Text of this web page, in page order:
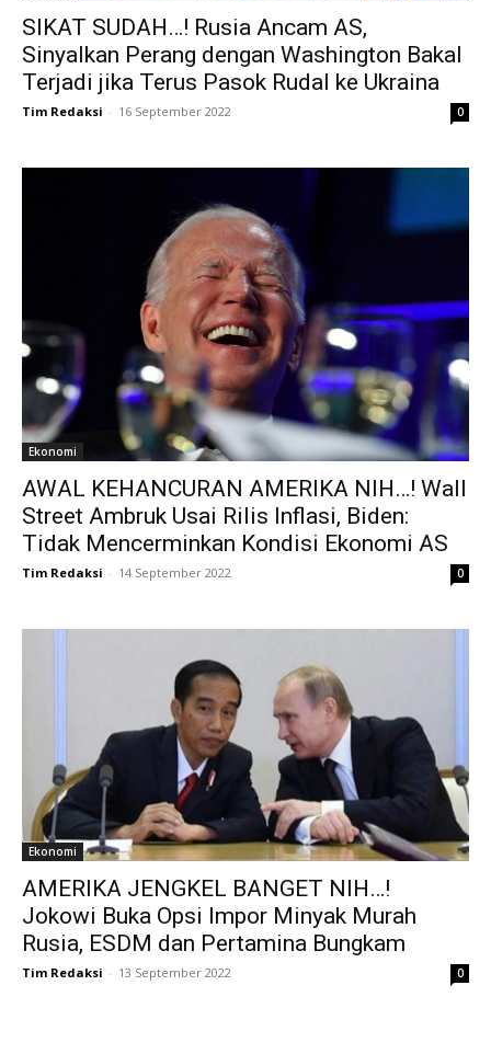
SIKAT SUDAH…! Rusia Ancam AS,
Sinyalkan Perang dengan Washington Bakal
Terjadi jika Terus Pasok Rudal ke Ukraina
Tim Redaksi - 16 September 2022 0
Ekonomi
AWAL KEHANCURAN AMERIKA NIH…! Wall
Street Ambruk Usai Rilis Inflasi, Biden:
Tidak Mencerminkan Kondisi Ekonomi AS
Tim Redaksi - 14 September 2022 0
Ekonomi
AMERIKA JENGKEL BANGET NIH…!
Jokowi Buka Opsi Impor Minyak Murah
Rusia, ESDM dan Pertamina Bungkam
Tim Redaksi - 13 September 2022 0